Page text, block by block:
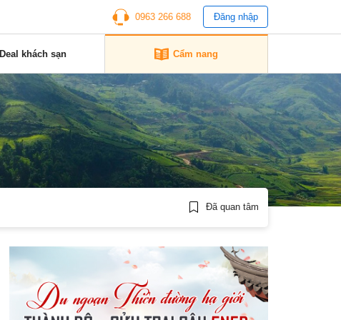
0963 266 688 Đăng nhập
Deal khách sạn Cẩm nang
Đã quan tâm